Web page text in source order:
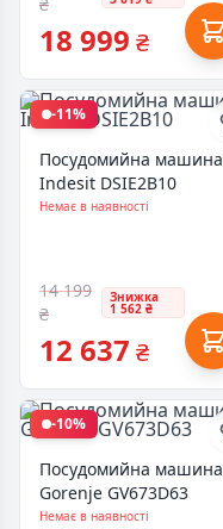
18 999 ₴
-11%
Посудомийна машина
Indesit DSIE2B10
Немає в наявності
14 199
₴
Знижка
1 562 ₴
12 637 ₴
-10%
Посудомийна машина
Gorenje GV673D63
Немає в наявності